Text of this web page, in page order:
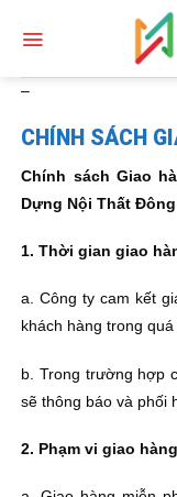
–
CHÍNH SÁCH
Chính sách Giao
Dựng Nội Thất Đông
1. Thời gian giao
a. Công ty cam kết
khách hàng trong
b. Trong trường hợp
sẽ thông báo và phối
2. Phạm vi giao